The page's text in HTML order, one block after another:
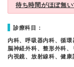
待ち時間がほぼ無
診療科目：
内科、呼吸器内科、循
脳神経外科、整形外科
内視鏡、放射線科、健